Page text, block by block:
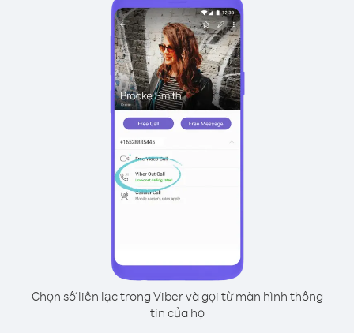
Chọn số liên lạc trong Viber và gọi từ màn hình thông
tin của họ